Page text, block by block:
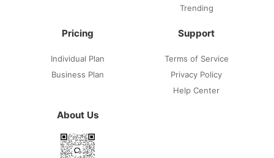
Trending
Pricing
Individual Plan
Business Plan
Support
Terms of Service
Privacy Policy
Help Center
About Us